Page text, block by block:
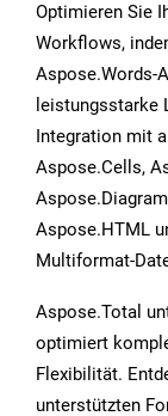
Optimieren Sie
Workflows,
Aspose.Words-
leistungsstarke
Integration mit
Aspose.Cells,
Aspose.HTML
Multiformat-
Aspose.Total
optimiert
Flexibilität.
unterstützten